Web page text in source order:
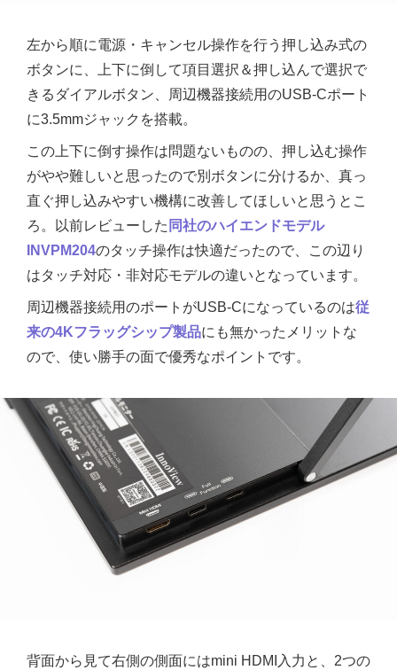
左から順に電源・キャンセル操作を行う押し込み式の
ボタンに、上下に倒して項目選択＆押し込んで選択で
きるダイアルボタン、周辺機器接続用のUSB-Cポート
に3.5mmジャックを搭載。
この上下に倒す操作は問題ないものの、押し込む操作
がやや難しいと思ったので別ボタンに分けるか、真っ
直ぐ押し込みやすい機構に改善してほしいと思うとこ
ろ。以前レビューした 同社のハイエンドモデル‎
INVPM204のタッチ操作は快適だったので、この辺り
はタッチ対応・非対応モデルの違いとなっています。
周辺機器接続用のポートがUSB-Cになっているのは従
来の4Kフラッグシップ製品にも無かったメリットな
ので、使い勝手の面で優秀なポイントです。
背面から見て右側の側面にはmini HDMI入力と、2つの